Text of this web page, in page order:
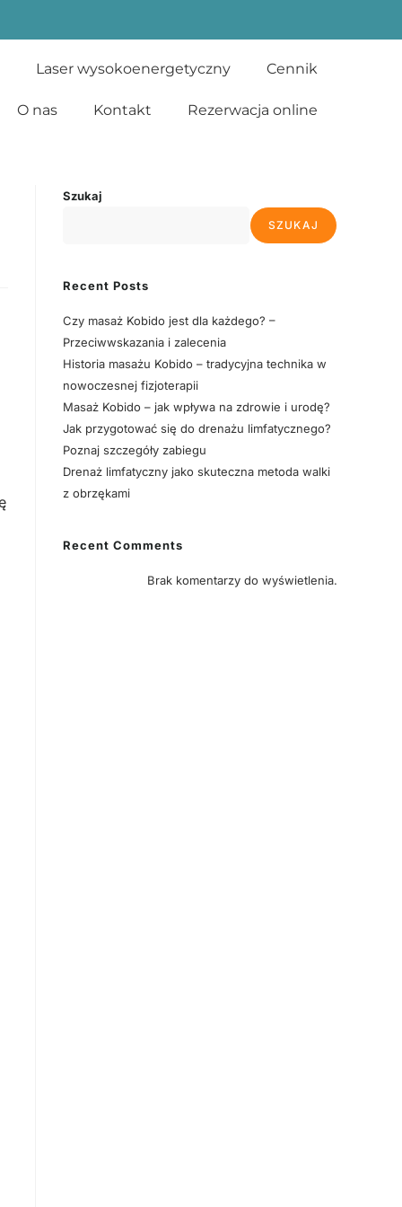
Laser wysokoenergetyczny Cennik
O nas Kontakt Rezerwacja online
Szukaj
SZUKAJ
Recent Posts
Czy masaż Kobido jest dla każdego? –
Przeciwwskazania i zalecenia
Historia masażu Kobido – tradycyjna technika w
nowoczesnej fizjoterapii
Masaż Kobido – jak wpływa na zdrowie i urodę?
Jak przygotować się do drenażu limfatycznego?
Poznaj szczegóły zabiegu
Drenaż limfatyczny jako skuteczna metoda walki
z obrzękami
Recent Comments
Brak komentarzy do wyświetlenia.